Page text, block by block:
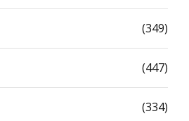
(349)
(447)
(334)